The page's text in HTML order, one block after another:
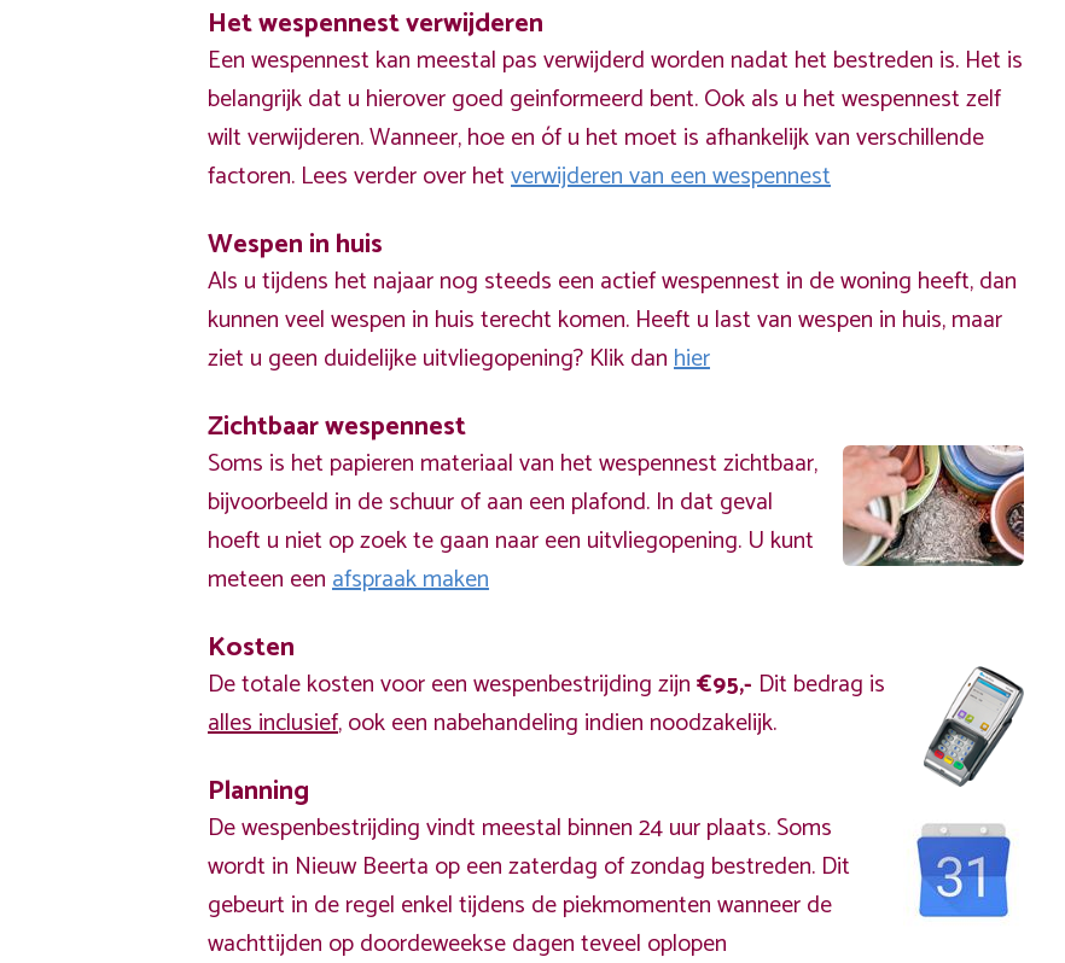
Het wespennest verwijderen
Een wespennest kan meestal pas verwijderd worden nadat het bestreden is. Het is
belangrijk dat u hierover goed geinformeerd bent. Ook als u het wespennest zelf
wilt verwijderen. Wanneer, hoe en óf u het moet is afhankelijk van verschillende
factoren. Lees verder over hetverwijderen van een wespennest
Wespen in huis
Als u tijdens het najaar nog steeds een actief wespennest in de woning heeft, dan
kunnen veel wespen in huis terecht komen. Heeft u last van wespen in huis, maar
ziet u geen duidelijke uitvliegopening? Klik danhier
Zichtbaar wespennest
Soms is het papieren materiaal van het wespennest zichtbaar,
bijvoorbeeld in de schuur of aan een plafond. In dat geval
hoeft u niet op zoek te gaan naar een uitvliegopening. U kunt
meteen eenafspraak maken
Kosten
De totale kosten voor een wespenbestrijding zijn€95,- Dit bedrag is
alles inclusief, ook een nabehandeling indien noodzakelijk.
Planning
De wespenbestrijding vindt meestal binnen 24 uur plaats. Soms
wordt in Nieuw Beerta op een zaterdag of zondag bestreden. Dit
gebeurt in de regel enkel tijdens de piekmomenten wanneer de
wachttijden op doordeweekse dagen teveel oplopen